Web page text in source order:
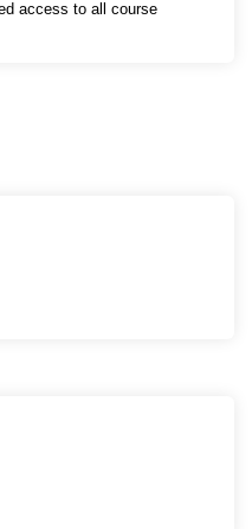
उम्मीदवार के पासस्नातककी डिग्री होनी
कितनी चाहिए आयु सीमा?
access to all course